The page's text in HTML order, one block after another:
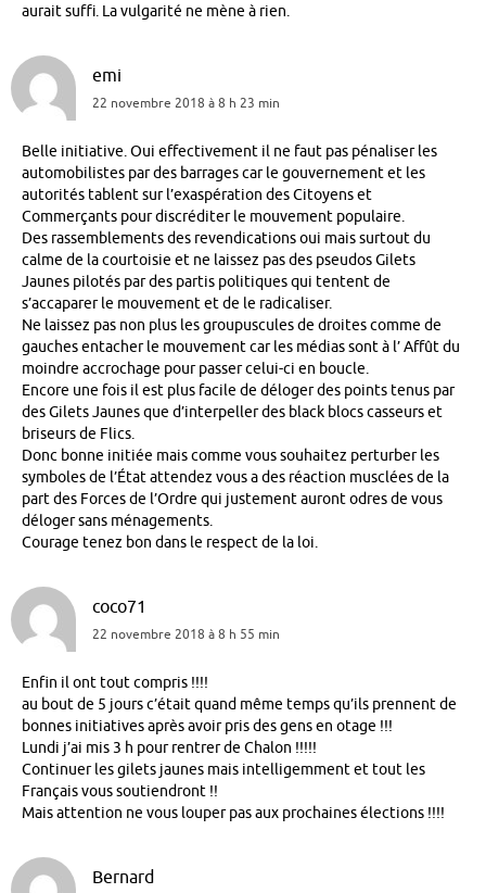
aurait suffi. La vulgarité ne mène à rien.
emi
22 novembre 2018 à 8 h 23 min
Belle initiative. Oui effectivement il ne faut pas pénaliser les
automobilistes par des barrages car le gouvernement et les
autorités tablent sur l’exaspération des Citoyens et
Commerçants pour discréditer le mouvement populaire.
Des rassemblements des revendications oui mais surtout du
calme de la courtoisie et ne laissez pas des pseudos Gilets
Jaunes pilotés par des partis politiques qui tentent de
s’accaparer le mouvement et de le radicaliser.
Ne laissez pas non plus les groupuscules de droites comme de
gauches entacher le mouvement car les médias sont à l’ Affût du
moindre accrochage pour passer celui-ci en boucle.
Encore une fois il est plus facile de déloger des points tenus par
des Gilets Jaunes que d’interpeller des black blocs casseurs et
briseurs de Flics.
Donc bonne initiée mais comme vous souhaitez perturber les
symboles de l’État attendez vous a des réaction musclées de la
part des Forces de l’Ordre qui justement auront odres de vous
déloger sans ménagements.
Courage tenez bon dans le respect de la loi.
coco71
22 novembre 2018 à 8 h 55 min
Enfin il ont tout compris !!!!
au bout de 5 jours c’était quand même temps qu’ils prennent de
bonnes initiatives après avoir pris des gens en otage !!!
Lundi j’ai mis 3 h pour rentrer de Chalon !!!!!
Continuer les gilets jaunes mais intelligemment et tout les
Français vous soutiendront !!
Mais attention ne vous louper pas aux prochaines élections !!!!
Bernard